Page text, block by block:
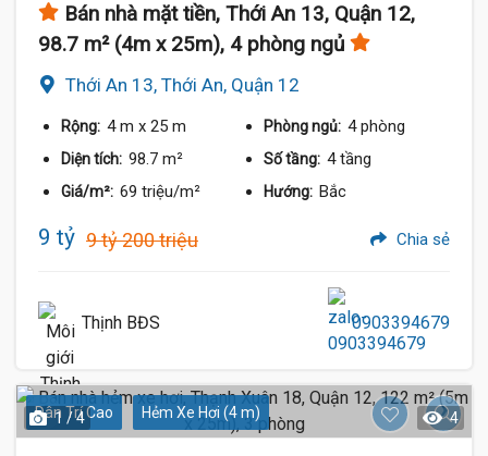
Bán nhà mặt tiền, Thới An 13, Quận 12,
98.7 m² (4m x 25m), 4 phòng ngủ
Thới An 13, Thới An, Quận 12
Rộng: 4 m x 25 m Phòng ngủ: 4 phòng
Diện tích: 98.7 m² Số tầng: 4 tầng
Giá/m²: 69 triệu/m² Hướng: Bắc
9 tỷ 9 tỷ 200 triệu Chia sẻ
Thịnh BĐS 0903394679
Dân Trí Cao Hẻm Xe Hơi (4 m)
1 / 4 4